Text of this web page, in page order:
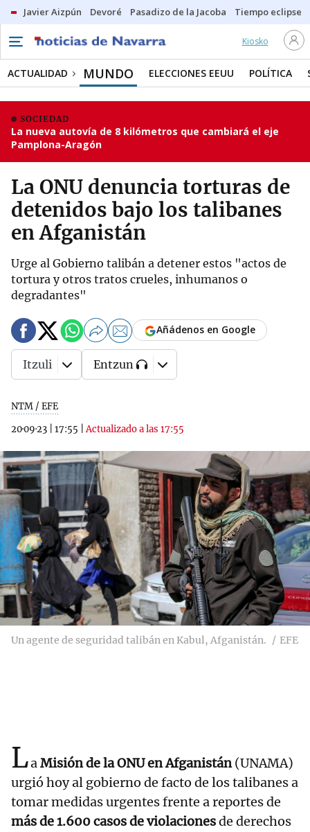
Javier Aizpún Devoré Pasadizo de la Jacoba Tiempo eclipse
Kiosko
ACTUALIDAD MUNDO ELECCIONES EEUU POLÍTICA
SOCIEDAD
La nueva autovía de 8 kilómetros que cambiará el eje
Pamplona-Aragón
La ONU denuncia torturas de
detenidos bajo los talibanes
en Afganistán
Urge al Gobierno talibán a detener estos "actos de
tortura y otros tratos crueles, inhumanos o
degradantes"
NTM / EFE
20·09·23
17:55 |Actualizado a las 17:55
Añádenos en Google
Itzuli Entzun
Un agente de seguridad talibán en Kabul, Afganistán. EFE
LaMisión de la ONU en Afganistán(UNAMA)
urgió hoy al gobierno de facto de los talibanes a
tomar medidas urgentes frente a reportes de
más de 1.600 casos de violacionesde derechos